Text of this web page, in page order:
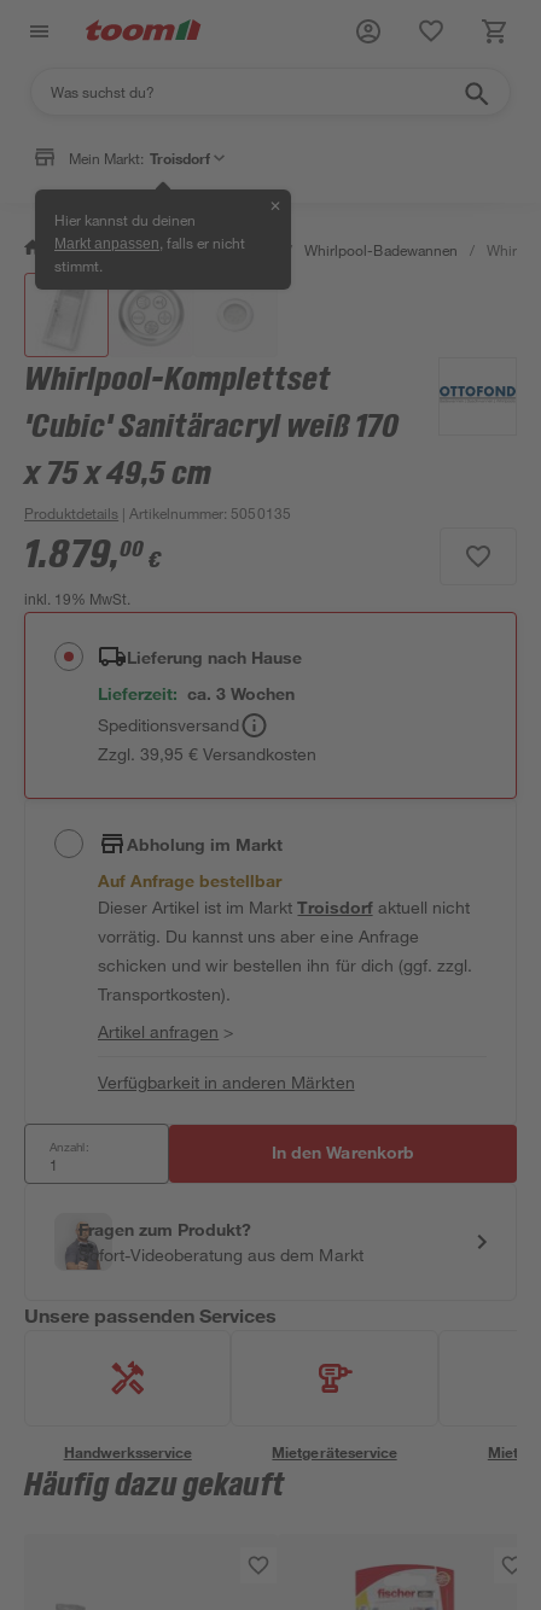
Mein Markt: Troisdorf
Hier kannst du deinen
Markt anpassen , falls er nicht
stimmt.
✕
/ Bad & Sanitär / Badewannen / Whirlpool-Badewannen /
Whirlpool-Komplettset
'Cubic' Sanitäracryl weiß 170
x 75 x 49,5 cm
Produktdetails | Artikelnummer: 5050135
1.879,00 €
inkl. 19% MwSt.
Lieferung nach Hause
Lieferzeit: ca. 3 Wochen
Speditionsversand
Zzgl. 39,95 € Versandkosten
Abholung im Markt
Auf Anfrage bestellbar
Dieser Artikel ist im MarktTroisdorfaktuell nicht
vorrätig. Du kannst uns aber eine Anfrage
schicken und wir bestellen ihn für dich (ggf. zzgl.
Transportkosten).
Artikel anfragen >
Verfügbarkeit in anderen Märkten
Anzahl: In den Warenkorb
Fragen zum Produkt?
Sofort-Videoberatung aus dem Markt
Unsere passenden Services
Handwerksservice Mietgeräteservice
Häufig dazu gekauft